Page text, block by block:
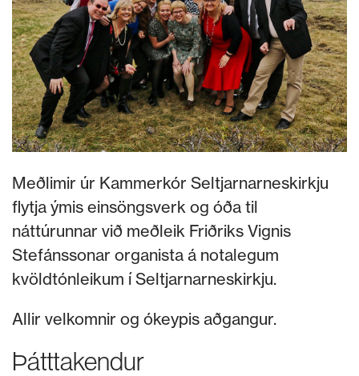
Meðlimir úr Kammerkór Seltjarnarneskirkju
flytja ýmis einsöngsverk og óða til
náttúrunnar við meðleik Friðriks Vignis
Stefánssonar organista á notalegum
kvöldtónleikum í Seltjarnarneskirkju.
Allir velkomnir og ókeypis aðgangur.
Þátttakendur